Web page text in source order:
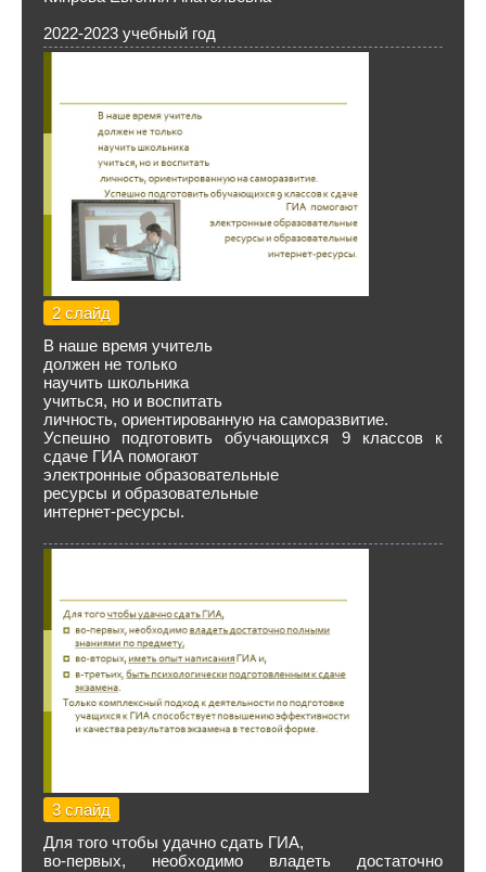
2022-2023 учебный год
2 слайд
В наше время учитель
должен не только
научить школьника
учиться, но и воспитать
личность, ориентированную на саморазвитие.
Успешно подготовить обучающихся 9 классов к
сдаче ГИА помогают
электронные образовательные
ресурсы и образовательные
интернет-ресурсы.
3 слайд
Для того чтобы удачно сдать ГИА,
во-первых, необходимо владеть достаточно